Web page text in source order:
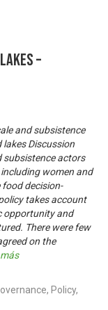
–
and subsistence
Discussion
subsistence actors
women and
decision-
takes account
opportunity and
There were few
on the
Policy,